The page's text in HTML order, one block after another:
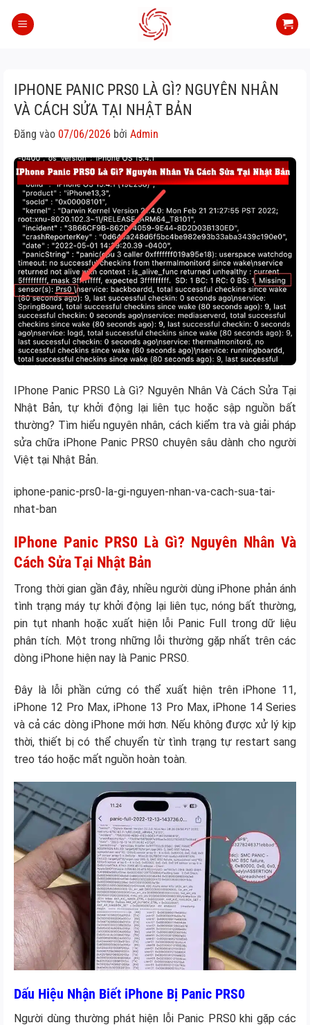
qua
IPHONE PANIC PRS0 LÀ GÌ? NGUYÊN NHÂN
VÀ CÁCH SỬA TẠI NHẬT BẢN
Đăng vào 07/06/2026 bởi Admin
IPhone Panic PRS0 Là Gì? Nguyên Nhân Và Cách Sửa Tại
Nhật Bản, tự khởi động lại liên tục hoặc sập nguồn bất
thường? Tìm hiểu nguyên nhân, cách kiểm tra và giải pháp
sửa chữa iPhone Panic PRS0 chuyên sâu dành cho người
Việt tại Nhật Bản.
iphone-panic-prs0-la-gi-nguyen-nhan-va-cach-sua-tai-
nhat-ban
IPhone Panic PRS0 Là Gì? Nguyên Nhân Và
Cách Sửa Tại Nhật Bản
Trong thời gian gần đây, nhiều người dùng iPhone phản ánh
tình trạng máy tự khởi động lại liên tục, nóng bất thường,
pin tụt nhanh hoặc xuất hiện lỗi Panic Full trong dữ liệu
phân tích. Một trong những lỗi thường gặp nhất trên các
dòng iPhone hiện nay là Panic PRS0.
Đây là lỗi phần cứng có thể xuất hiện trên iPhone 11,
iPhone 12 Pro Max, iPhone 13 Pro Max, iPhone 14 Series
và cả các dòng iPhone mới hơn. Nếu không được xử lý kịp
thời, thiết bị có thể chuyển từ tình trạng tự restart sang
treo táo hoặc mất nguồn hoàn toàn.
Dấu Hiệu Nhận Biết iPhone Bị Panic PRS0
Người dùng thường phát hiện lỗi Panic PRS0 khi gặp các